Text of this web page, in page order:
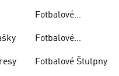
Fotbalové
Fotbalové
Fotbalové Štulpny